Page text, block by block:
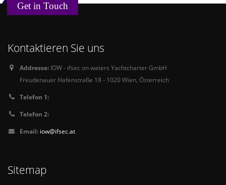
Get in Touch
Kontaktieren Sie uns
Addresse: IOW - ifsec on waters Yachtcharter GmbH
Freudenauer Hafenstraße 18 - 1020 Wien, Österreich
Telefon 1:
Telefon 2:
Email: iow@ifsec.at
Sitemap